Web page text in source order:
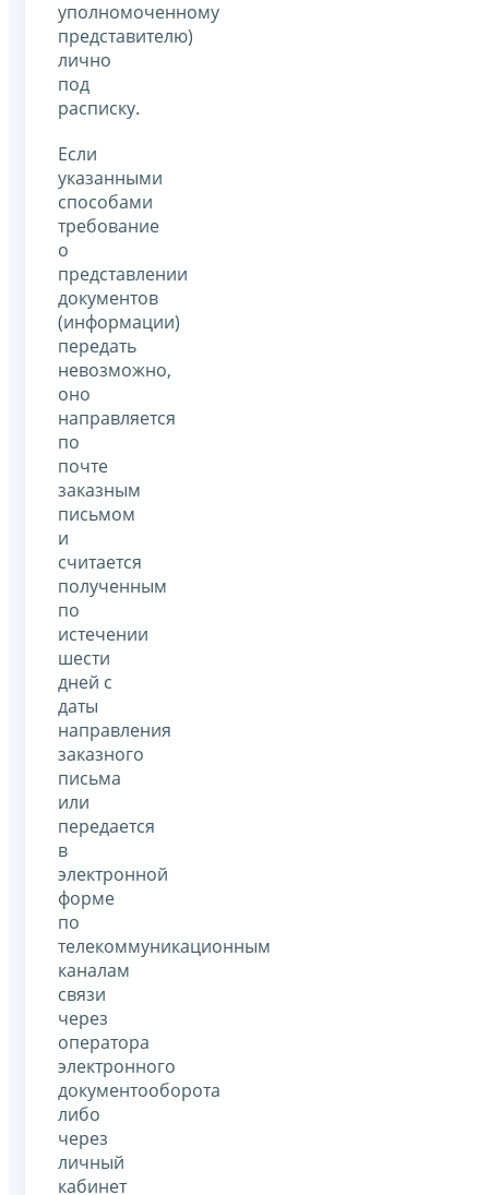
уполномоченному
представителю)
лично
под
расписку.
Если
указанными
способами
требование
о
представлении
документов
(информации)
передать
невозможно,
оно
направляется
по
почте
заказным
письмом
и
считается
полученным
по
истечении
шести
дней с
даты
направления
заказного
письма
или
передается
в
электронной
форме
по
телекоммуникационным
каналам
связи
через
оператора
электронного
документооборота
либо
через
личный
кабинет